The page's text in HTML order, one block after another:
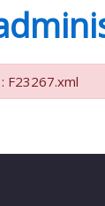
F23267.xml